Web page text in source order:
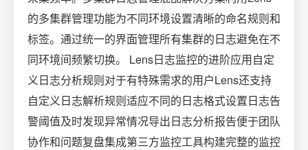
的多集群管理功能为不同环境设置清晰的命名规则和
标签。通过统一的界面管理所有集群的日志避免在不
同环境间频繁切换。 Lens日志监控的进阶应用自定
义日志分析规则对于有特殊需求的用户Lens还支持
自定义日志解析规则适应不同的日志格式设置日志告
警阈值及时发现异常情况导出日志分析报告便于团队
协作和问题复盘集成第三方监控工具构建完整的监控